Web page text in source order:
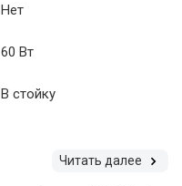
Нет
60 Вт
В стойку
Читать далее